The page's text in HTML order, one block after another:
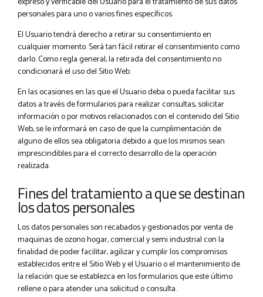
personales para uno o varios fines específicos.
El Usuario tendrá derecho a retirar su consentimiento en
cualquier momento. Será tan fácil retirar el consentimiento como
darlo. Como regla general, la retirada del consentimiento no
condicionará el uso del Sitio Web.
En las ocasiones en las que el Usuario deba o pueda facilitar sus
datos a través de formularios para realizar consultas, solicitar
información o por motivos relacionados con el contenido del Sitio
Web, se le informará en caso de que la cumplimentación de
alguno de ellos sea obligatoria debido a que los mismos sean
imprescindibles para el correcto desarrollo de la operación
realizada.
Fines del tratamiento a que se destinan
los datos personales
Los datos personales son recabados y gestionados por venta de
maquinas de ozono hogar, comercial y semi industrial con la
finalidad de poder facilitar, agilizar y cumplir los compromisos
establecidos entre el Sitio Web y el Usuario o el mantenimiento de
la relación que se establezca en los formularios que este último
rellene o para atender una solicitud o consulta.